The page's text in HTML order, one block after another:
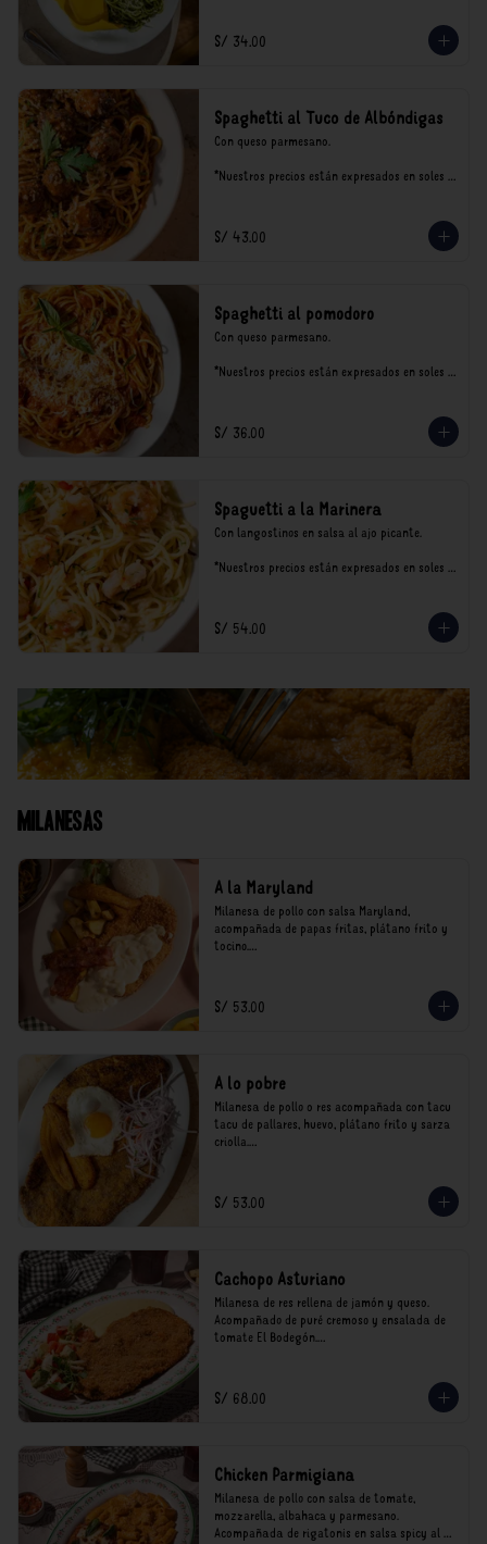
consumo.
S/ 34.00
Spaghetti al Tuco de Albóndigas
Con queso parmesano.
*Nuestros precios están expresados en soles e
S/ 43.00
Spaghetti al pomodoro
Con queso parmesano.
*Nuestros precios están expresados en soles e
S/ 36.00
Spaguetti a la Marinera
Con langostinos en salsa al ajo picante.
*Nuestros precios están expresados en soles e
S/ 54.00
Milanesas
A la Maryland
Milanesa de pollo con salsa Maryland,
acompañada de papas fritas, plátano frito y
tocino.
incluyen impuestos de ley y recargo al
consumo.
S/ 53.00
A lo pobre
Milanesa de pollo o res acompañada con tacu
tacu de pallares, huevo, plátano frito y sarza
criolla.
incluyen impuestos de ley y recargo al
consumo.
S/ 53.00
Cachopo Asturiano
Milanesa de res rellena de jamón y queso.
Acompañado de puré cremoso y ensalada de
tomate El Bodegón.
incluyen impuestos de ley y recargo al
consumo.
S/ 68.00
Chicken Parmigiana
Milanesa de pollo con salsa de tomate,
mozzarella, albahaca y parmesano.
Acompañada de rigatonis en salsa spicy al